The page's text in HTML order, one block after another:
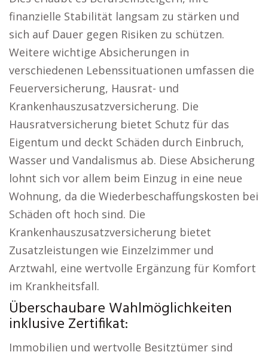
finanzielle Stabilität langsam zu stärken und
sich auf Dauer gegen Risiken zu schützen.
Weitere wichtige Absicherungen in
verschiedenen Lebenssituationen umfassen die
Feuerversicherung, Hausrat- und
Krankenhauszusatzversicherung. Die
Hausratversicherung bietet Schutz für das
Eigentum und deckt Schäden durch Einbruch,
Wasser und Vandalismus ab. Diese Absicherung
lohnt sich vor allem beim Einzug in eine neue
Wohnung, da die Wiederbeschaffungskosten bei
Schäden oft hoch sind. Die
Krankenhauszusatzversicherung bietet
Zusatzleistungen wie Einzelzimmer und
Arztwahl, eine wertvolle Ergänzung für Komfort
im Krankheitsfall.
Überschaubare Wahlmöglichkeiten
inklusive Zertifikat:
Immobilien und wertvolle Besitztümer sind